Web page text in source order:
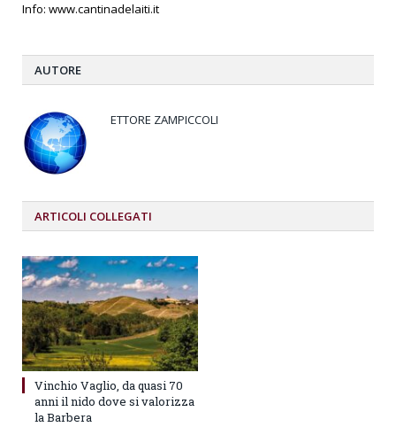
Info: www.cantinadelaiti.it
AUTORE
ETTORE ZAMPICCOLI
ARTICOLI COLLEGATI
Vinchio Vaglio, da quasi 70
anni il nido dove si valorizza
la Barbera